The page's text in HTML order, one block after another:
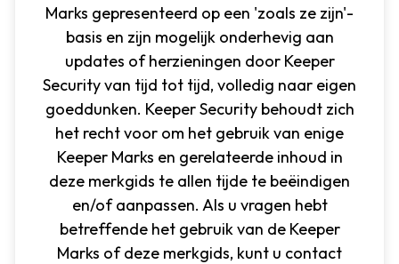
Marks gepresenteerd op een 'zoals ze zijn'-
basis en zijn mogelijk onderhevig aan
updates of herzieningen door Keeper
Security van tijd tot tijd, volledig naar eigen
goeddunken. Keeper Security behoudt zich
het recht voor om het gebruik van enige
Keeper Marks en gerelateerde inhoud in
deze merkgids te allen tijde te beëindigen
en/of aanpassen. Als u vragen hebt
betreffende het gebruik van de Keeper
Marks of deze merkgids, kunt u contact